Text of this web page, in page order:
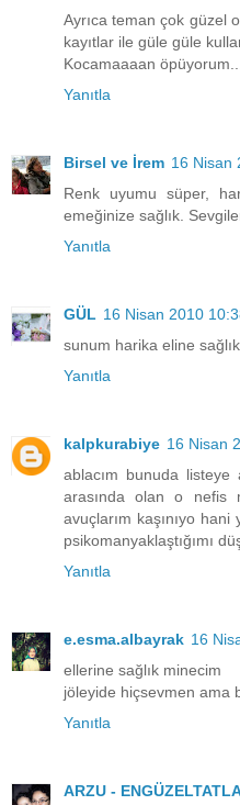
Ayrıca teman çok güzel
kayıtlar ile güle güle
Kocamaaaan öpüyorum...
Yanıtla
Birsel ve İrem 16 Nisan
Renk uyumu süper,
emeğinize sağlık.
Yanıtla
GÜL 16 Nisan 2010
sunum harika eline
Yanıtla
kalpkurabiye 16 Nisan
ablacım bunuda
arasında olan o nefis
avuçlarım kaşınıyo
psikomanyaklaştığımı
Yanıtla
e.esma.albayrak 16
ellerine sağlık minecim
jöleyide hiçsevmen ama
Yanıtla
ARZU -